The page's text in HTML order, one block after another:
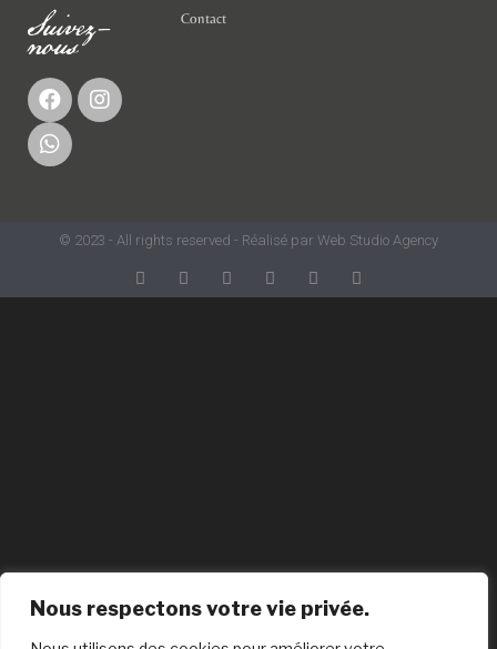
Nous respectons votre vie privée.
Suivez-
nous
Contact
© 2023 - All rights reserved - Réalisé par Web Studio Agency